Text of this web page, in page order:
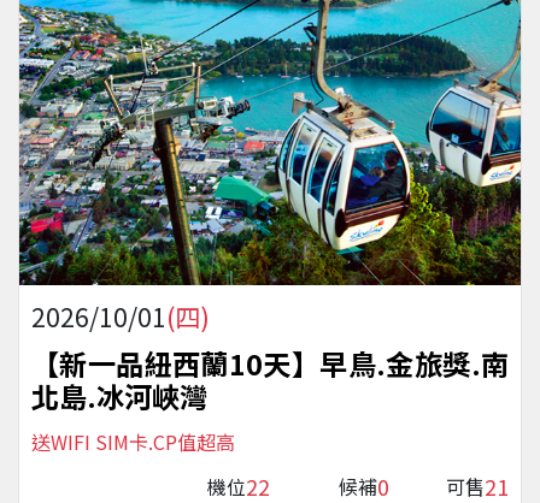
2026/10/01(四)
【新一品紐西蘭10天】早鳥.金旅獎.南
北島.冰河峽灣
送WIFI SIM卡.CP值超高
機位22 候補0 可售21